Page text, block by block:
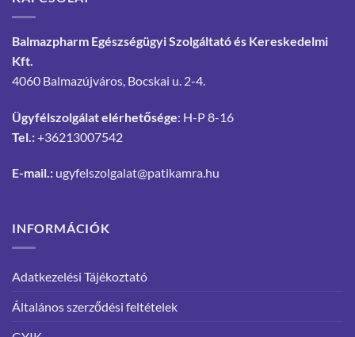
Balmazpharm Egészségügyi Szolgáltató és Kereskedelmi
Kft.
4060 Balmazújváros, Bocskai u. 2-4.
Ügyfélszolgálat elérhetősége: H-P 8-16
Tel.:+36213007542
E-mail.: ugyfelszolgalat@patikamra.hu
INFORMÁCIÓK
Adatkezelési Tájékoztató
Általános szerződési feltételek